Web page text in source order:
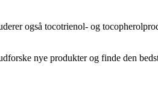
også tocotrienol- og
nye produkter og finde den